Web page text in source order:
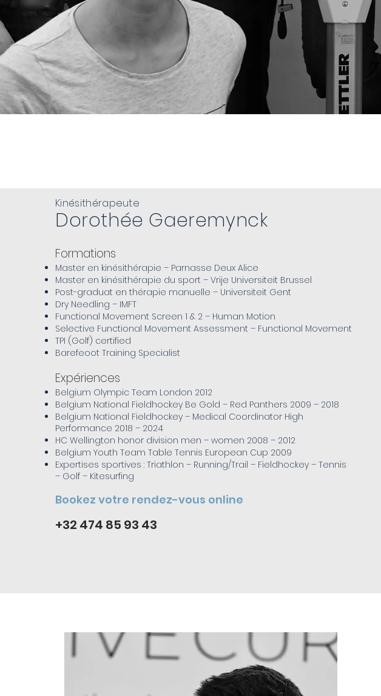
Dorothée Gaeremynck
Kinésithérapeute
Formations
Master en kinésithérapie – Parnasse Deux Alice
Master en kinésithérapie du sport – Vrije Universiteit Brussel
Post-graduat en thérapie manuelle – Universiteit Gent
Dry Needling – IMFT
Functional Movement Screen 1 & 2 – Human Motion
Selective Functional Movement Assessment – Functional Movement
TPI (Golf) certified
Barefeoot Training Specialist
Expériences
Belgium Olympic Team London 2012
Belgium National Fieldhockey Be Gold – Red Panthers 2009 – 2018
Belgium National Fieldhockey – Medical Coordinator High
Performance 2018 – 2024
HC Wellington honor division men – women 2008 – 2012
Belgium Youth Team Table Tennis European Cup 2009
Expertises sportives : Triathlon – Running/Trail – Fieldhockey – Tennis
– Golf – Kitesurfing
Bookez votre rendez-vous online
+32 474 85 93 43